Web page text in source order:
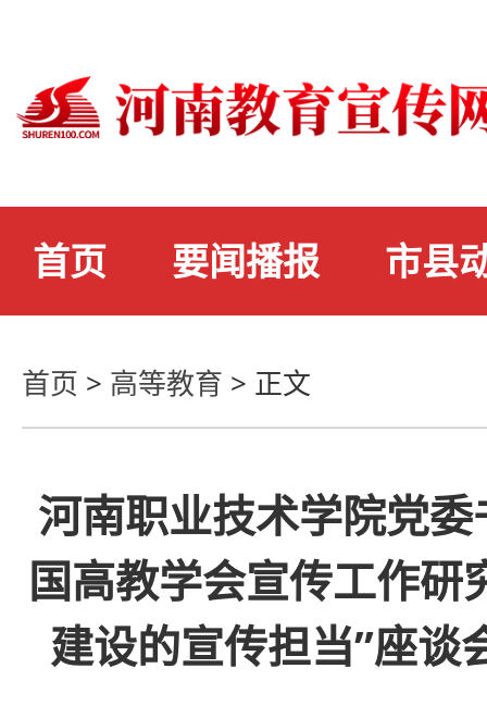
首页 要闻播报 市县
首页 > 高等教育 > 正文
河南职业技术学院党
国高教学会宣传工作研
建设的宣传担当”座谈